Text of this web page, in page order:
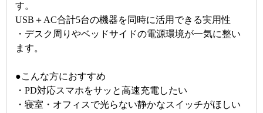
す。
USB＋AC合計5台の機器を同時に活用できる実用性
・デスク周りやベッドサイドの電源環境が一気に整い
ます。
●こんな方におすすめ
・PD対応スマホをサッと高速充電したい
・寝室・オフィスで光らない静かなスイッチがほしい